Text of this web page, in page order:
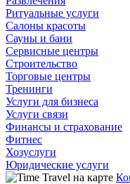
Ритуальные услуги
Салоны красоты
Сауны и бани
Сервисные центры
Строительство
Торговые центры
Тренинги
Услуги для бизнеса
Услуги связи
Финансы и страхование
Фитнес
Хозуслуги
Юридические услуги